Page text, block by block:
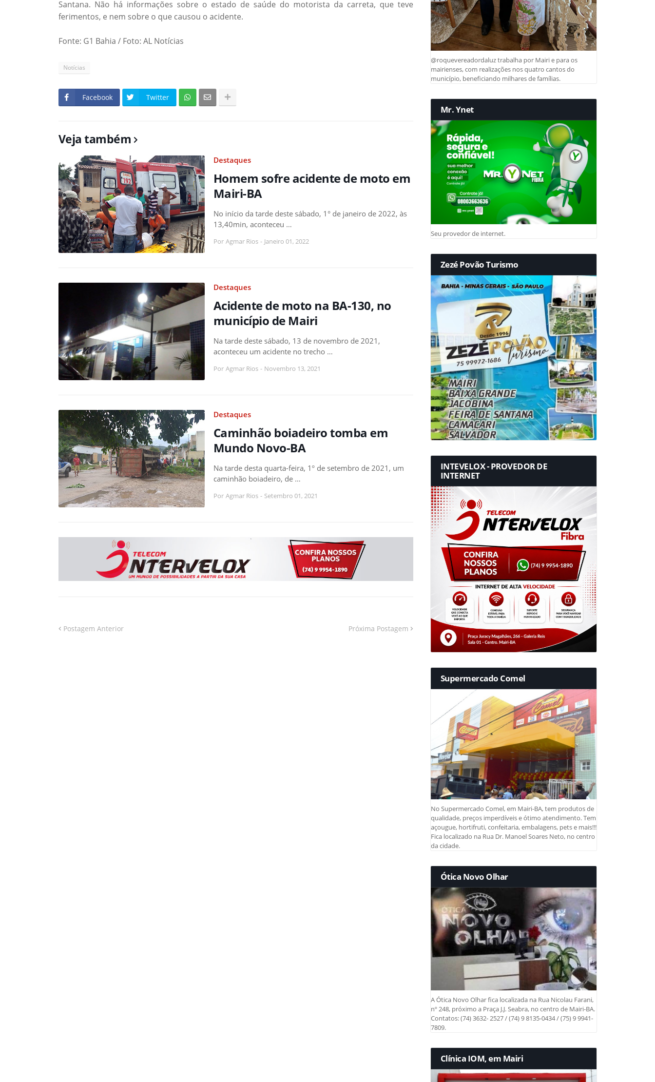
Santana. Não há informações sobre o estado de saúde do motorista da carreta, que teve
ferimentos, e nem sobre o que causou o acidente.
Fonte: G1 Bahia / Foto: AL Notícias
Notícias
Facebook Twitter
Veja também
Destaques
Homem sofre acidente de moto em
Mairi-BA
No início da tarde deste sábado, 1° de janeiro de 2022, às
13,40min, aconteceu …
Por Agmar Rios - Janeiro 01, 2022
Destaques
Acidente de moto na BA-130, no
município de Mairi
Na tarde deste sábado, 13 de novembro de 2021,
aconteceu um acidente no trecho …
Por Agmar Rios - Novembro 13, 2021
Destaques
Caminhão boiadeiro tomba em
Mundo Novo-BA
Na tarde desta quarta-feira, 1º de setembro de 2021, um
caminhão boiadeiro, de …
Por Agmar Rios - Setembro 01, 2021
Postagem Anterior Próxima Postagem
@roquevereadordaluz trabalha por Mairi e para os
mairienses, com realizações nos quatro cantos do
município, beneficiando milhares de famílias.
Mr. Ynet
Seu provedor de internet.
Zezé Povão Turismo
INTEVELOX - PROVEDOR DE
INTERNET
Supermercado Comel
No Supermercado Comel, em Mairi-BA, tem produtos de
qualidade, preços imperdíveis e ótimo atendimento. Tem
açougue, hortifruti, confeitaria, embalagens, pets e mais!!!
Fica localizado na Rua Dr. Manoel Soares Neto, no centro
da cidade.
Ótica Novo Olhar
A Ótica Novo Olhar fica localizada na Rua Nicolau Farani,
nº 248, próximo a Praça J.J. Seabra, no centro de Mairi-BA.
Contatos: (74) 3632- 2527 / (74) 9 8135-0434 / (75) 9 9941-
7809.
Clínica IOM, em Mairi